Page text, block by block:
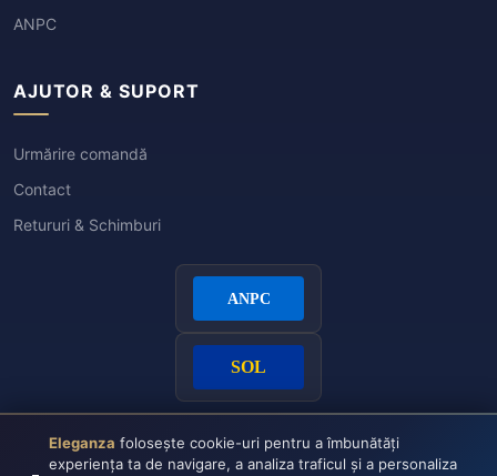
ANPC
AJUTOR & SUPORT
Urmărire comandă
Contact
Retururi & Schimburi
Eleganza folosește cookie-uri pentru a îmbunătăți
experiența ta de navigare, a analiza traficul și a personaliza